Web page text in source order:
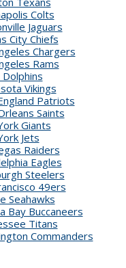
Colts
Jaguars
City Chiefs
Chargers
Rams
Dolphins
Vikings
Patriots
Saints
Giants
Jets
Raiders
Eagles
Steelers
49ers
Seahawks
Bay Buccaneers
Titans
Commanders